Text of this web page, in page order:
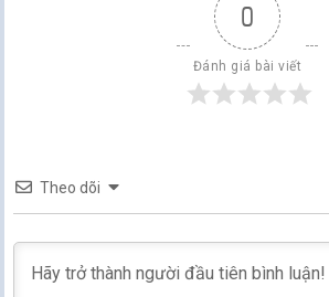
0
Đánh giá bài viết
Theo dõi